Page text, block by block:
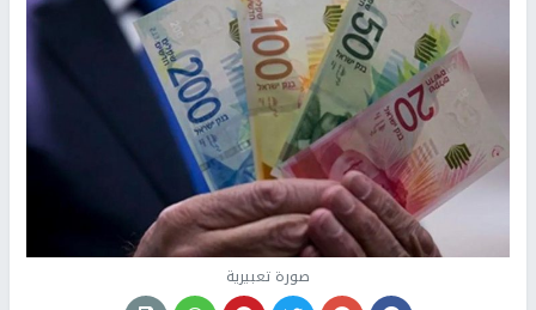
صورة تعبيرية